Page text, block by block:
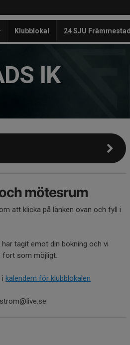
Klubblokal 24 SJU Främmestad
IK
mötesrum
att klicka på länken ovan och fyll i
tagit emot din bokning och vi
fort som möjligt.
i kalendern för klubblokalen